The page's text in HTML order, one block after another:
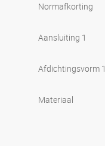
Normafkorting
Aansluiting 1
Afdichtingsvorm 1
Materiaal